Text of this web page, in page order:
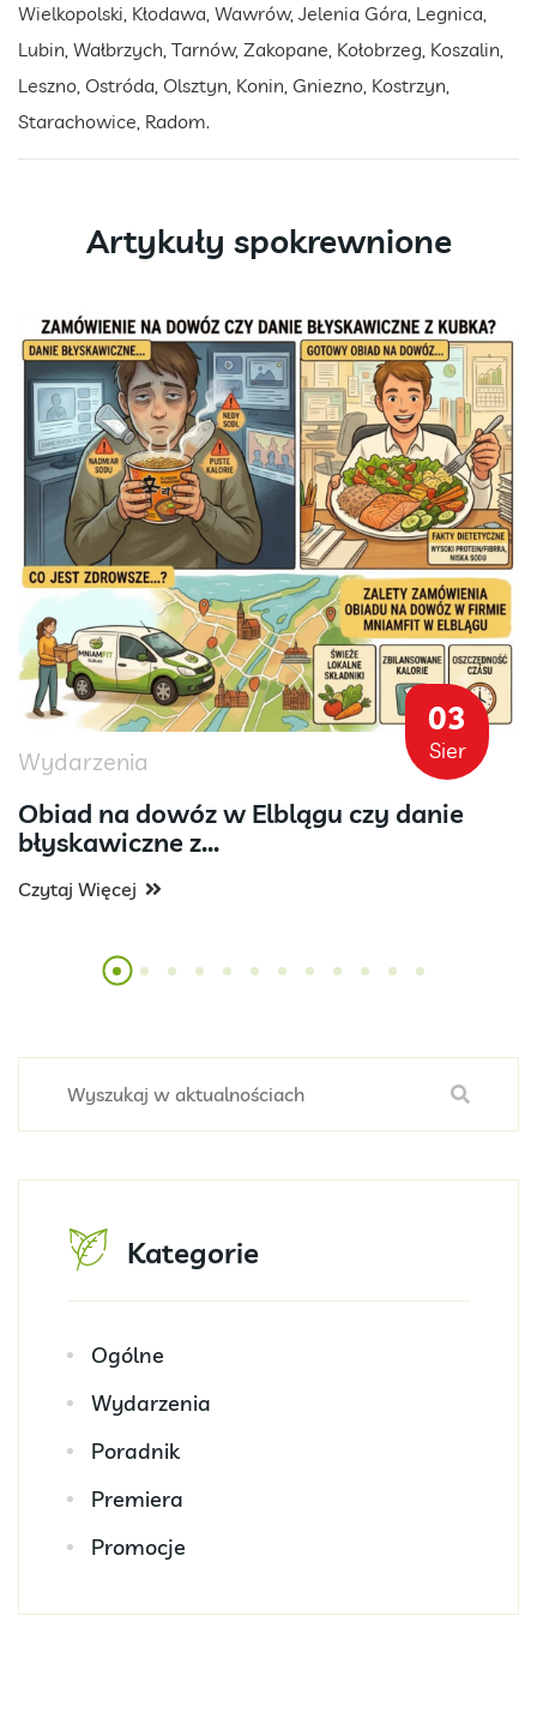
Wielkopolski, Kłodawa, Wawrów, Jelenia Góra, Legnica,
Lubin, Wałbrzych, Tarnów, Zakopane, Kołobrzeg, Koszalin,
Leszno, Ostróda, Olsztyn, Konin, Gniezno, Kostrzyn,
Starachowice, Radom.
Artykuły spokrewnione
03
Sier
Wydarzenia
Obiad na dowóz w Elblągu czy danie
błyskawiczne z...
Czytaj Więcej
Kategorie
Ogólne
Wydarzenia
Poradnik
Premiera
Promocje